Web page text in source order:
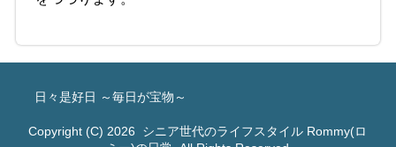
日々是好日 ～毎日が宝物～
Copyright (C) 2026 シニア世代のライフスタイル Rommy(ロ